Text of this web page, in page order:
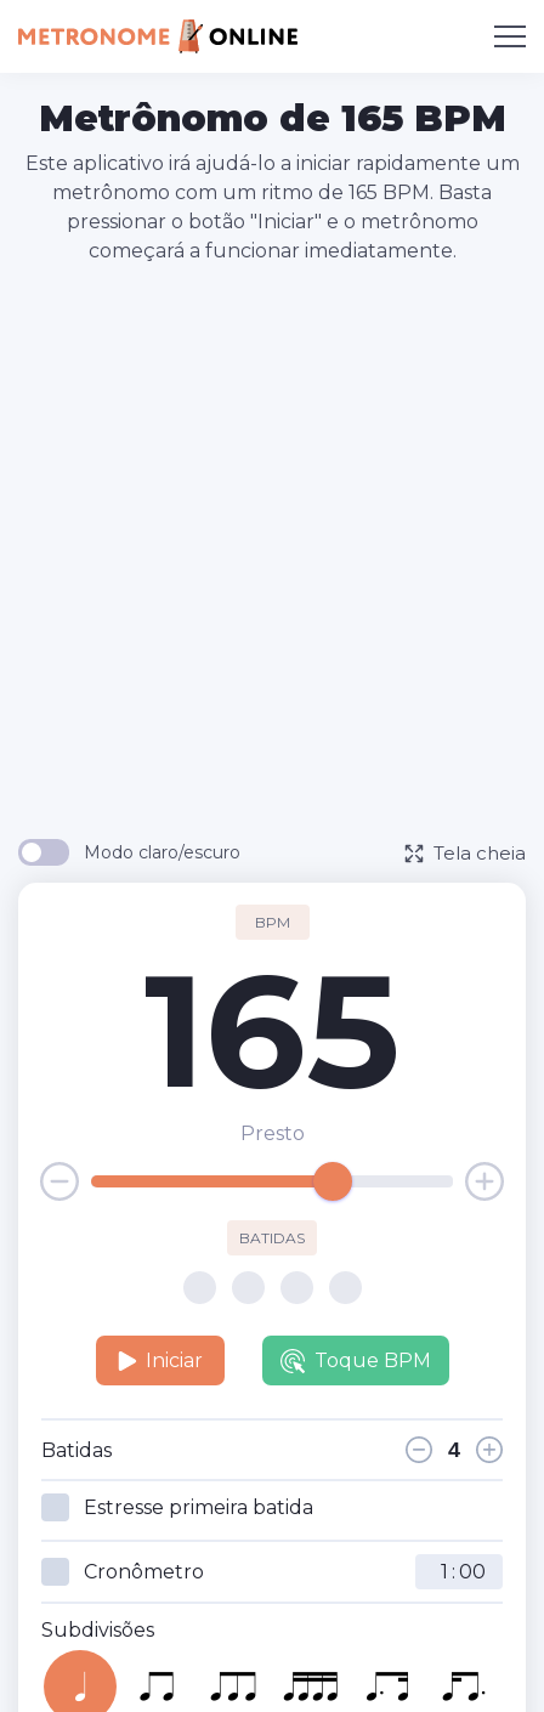
Metrônomo de 165 BPM
Este aplicativo irá ajudá-lo a iniciar rapidamente um
metrônomo com um ritmo de 165 BPM. Basta
pressionar o botão "Iniciar" e o metrônomo
começará a funcionar imediatamente.
Modo claro/escuro Tela cheia
BPM
165
Presto
BATIDAS
Iniciar Toque BPM
Batidas
Estresse primeira batida
Cronômetro :
Subdivisões